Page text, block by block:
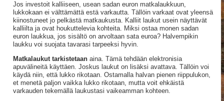
Jos investoit kalliiseen, usean sadan euron matkalaukkuun,
lukkokaan ei välttämättä estä varkautta. Tällöin varkaat ovat yleensä
kiinostuneet jo pelkästä matkaukusta. Kalliit laukut usein näyttävät
kalliilta ja ovat houkuttelevia kohteita. Miksi ostaa monen sadan
euron laukkua, jos sisältö on arvoltaan sata euroa? Halvempikin
laukku voi suojata tavarasi tarpeeksi hyvin.
Matkalaukut tarkistetaanaina. Tämä tehdään elektronisia
apuvälineitä käyttäen. Joskus laukut on lisäksi avattava. Tällöin voi
käydä niin, että lukko rikotaan. Ostamalla halvan pienen riippulukon,
et menetä paljon vaikka lukko rikotaan, mutta voit ehkäistä
varkauden tekemällä laukustasi vaikeamman kohteen.